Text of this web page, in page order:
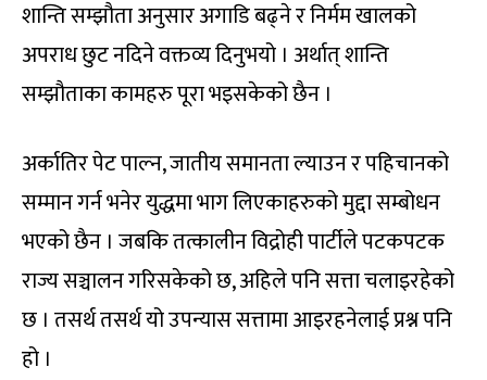
शान्ति सम्झौता अनुसार अगाडि बढ्ने र निर्मम खालको
अपराध छुट नदिने वक्तव्य दिनुभयो । अर्थात् शान्ति
सम्झौताका कामहरु पूरा भइसकेको छैन ।
अर्कातिर पेट पाल्न, जातीय समानता ल्याउन र पहिचानको
सम्मान गर्न भनेर युद्धमा भाग लिएकाहरुको मुद्दा सम्बोधन
भएको छैन । जबकि तत्कालीन विद्रोही पार्टीले पटकपटक
राज्य सञ्चालन गरिसकेको छ, अहिले पनि सत्ता चलाइरहेको
छ । तसर्थ तसर्थ यो उपन्यास सत्तामा आइरहनेलाई प्रश्न पनि
हो ।